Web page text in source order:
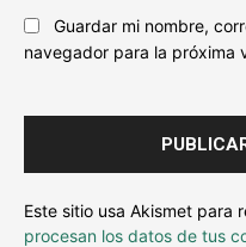
Guardar mi nombre,
navegador para la próxima
Este sitio usa Akismet para
procesan los datos de tus